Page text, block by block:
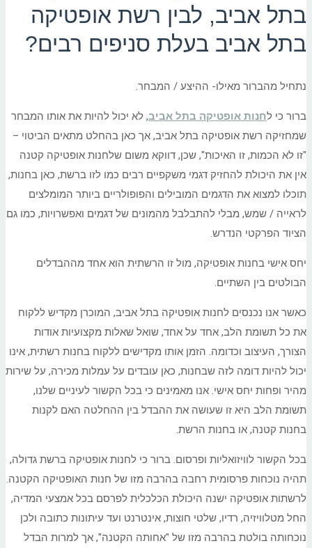
בתל אביב, לבין רשת אופטיקה
בתל אביב בעלת סניפים רבים?
נתחיל מהברור מאילו- ההיצע / המבחר.
ברור כי לחנות אופטיקה בתל אביב, לא יכול להיות את אותו המבחר
שמחזיקה רשת אופטיקה בתל אביב, אך כאן בהחלט מתאים הביטוי –
"זו לא הכמות, זו האיכות", שכן, דווקא משום שלחנות אופטיקה קטנה
אין את היכולת להחזיק דגמי משקפיים רבים כמו לזו ברשת, כאן בחנות,
תוכלו למצוא את הדגמים המובילים והפופולריים ביותר המומלצים
לראייה / שמש, מבלי להתבלבל מהמונים של דגמים ואפשרויות, כמו גם
הציוד הפרקטי הנדרש.
יחס אישי בחנות אופטיקה, מול זו הרשתית הוא אחד מההבדלים
הבולטים בין השתיים.
כאשר אנו נכנסים לחנות אופטיקה בתל אביב, המוכרן מקדיש ללקוח
את כל תשומת הלב, אחד על אחד, שואל שאלות מקצועיות אודות
הצורך, העיצוב וכדומה. הזמן אותו מקדישים ללקוח בחנות רשתית, אינו
יכול להיות דומה לזה שבחנות, כאן עובדים על עמלות מכירה, על שירות
מהיר ופחות יחס אישי. אנו מאמינים כי בכל הקשור לעיניים שלנו,
תשומת הלב היא זו שעושה את ההבדל בין ההחלטה האם לקנות
בחנות קטנה, או בחנות הרשת.
בכל הקשור לוויזואליות ופרסום. ברור כי לחנות אופטיקה ברשת גדולה,
תהיה נוכחות פרסומית רחבה בהרבה מזו של חנות האופטיקה הקטנה.
לרשתות אופטיקה ישנה היכולת הכלכלית לפרסם בכל אמצעי המדיה,
החל מטלוויזיה, רדיו, שלטי חוצות, אינטרנט ועד עיתונות כתובה ולכן
נוכחותה בולטת בהרבה מזו של "אחותה הקטנה", אך למרות הבדל